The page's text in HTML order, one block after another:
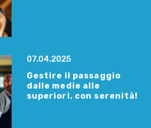
07.04.2025
Gestire il passaggio
dalle medie alle
superiori, con serenità!